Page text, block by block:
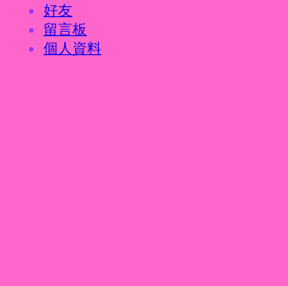
好友
留言板
個人資料